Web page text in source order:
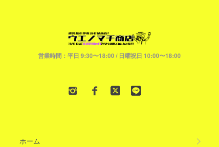
営業時間：平日 9:30〜18:00 / 日曜祝日 10:00〜18:00
ホーム